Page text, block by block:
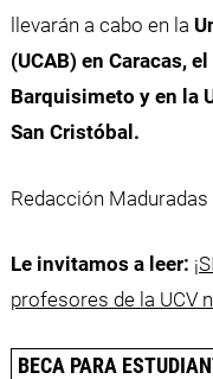
llevarán a cabo en la
(UCAB) en Caracas,
Barquisimeto y en la
San Cristóbal.
Redacción
Le invitamos a leer:
profesores de la UCV
BECA PARA